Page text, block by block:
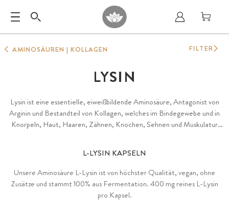
AMINOSÄUREN | KOLLAGEN
LYSIN
Lysin ist eine essentielle, eiweißbildende Aminosäure, Antagonist von
Arginin und Bestandteil von Kollagen, welches im Bindegewebe und in
Knorpeln, Haut, Haaren, Zähnen, Knochen, Sehnen und Muskulatur
L-LYSIN KAPSELN
Unsere Aminosäure L-Lysin ist von höchster Qualität, vegan, ohne
Zusätze und stammt 100% aus Fermentation. 400 mg reines L-Lysin
pro Kapsel.
FILTER